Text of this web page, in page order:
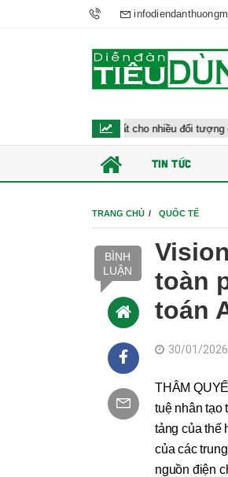
Bộ y tế đề xuất cho nhiều đối tượng được
TIN TỨC
TRANG CHỦ QUỐC TẾ
BÌNH
LUẬN
toàn
toán
30/01/
THÂM
tuệ nhân tạo
tảng của thế
của các
nguồn điện